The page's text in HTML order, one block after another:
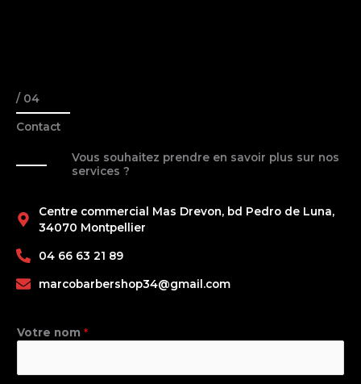
/ 04
Contact
Vous souhaitez prendre en savoir plus sur nos
services ?
Centre commercial Mas Drevon, bd Pedro de Luna,
34070 Montpellier
04 66 63 21 89
marcobarbershop34@gmail.com
Votre nom *